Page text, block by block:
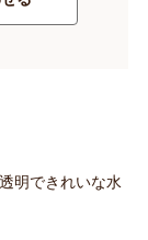
明できれいな水